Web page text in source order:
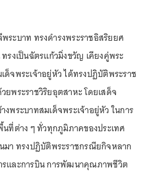
ระบาท ทรงดำรงพระราชอิสริยยศ
รงเป็นฉัตรแก้วมิ่งขวัญ เคียงคู่พระ
ด็จพระเจ้าอยู่หัว ได้ทรงปฏิบัติพระราช
พระราชวิริยอุตสาหะ โดยเสด็จ
งพระบาทสมเด็จพระเจ้าอยู่หัว ในการ
นที่ต่าง ๆ ทั่วทุกภูมิภาคของประเทศ
มา ทรงปฏิบัติพระราชกรณียกิจหลาก
และการบิน การพัฒนาคุณภาพชีวิต